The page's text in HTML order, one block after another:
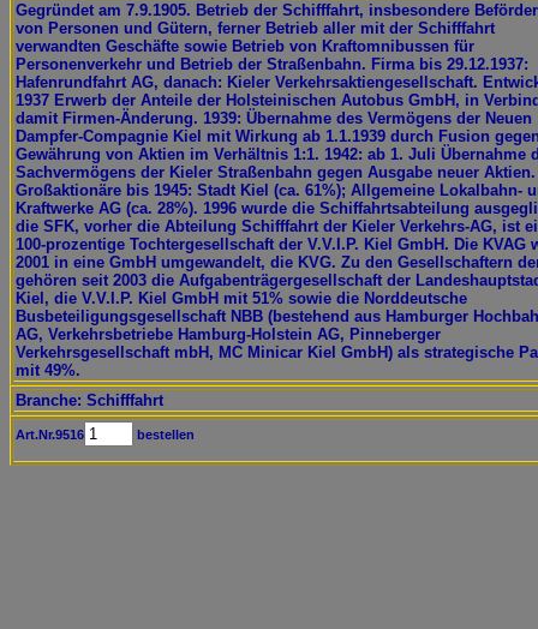
Gegründet am 7.9.1905. Betrieb der Schifffahrt, insbesondere
von Personen und Gütern, ferner Betrieb aller mit der Schifffahrt
verwandten Geschäfte sowie Betrieb von Kraftomnibussen für
Personenverkehr und Betrieb der Straßenbahn. Firma bis 29.12.1937:
Hafenrundfahrt AG, danach: Kieler Verkehrsaktiengesellschaft.
1937 Erwerb der Anteile der Holsteinischen Autobus GmbH, in
damit Firmen-Änderung. 1939: Übernahme des Vermögens der Neuen
Dampfer-Compagnie Kiel mit Wirkung ab 1.1.1939 durch Fusion
Gewährung von Aktien im Verhältnis 1:1. 1942: ab 1. Juli Übernahme
Sachvermögens der Kieler Straßenbahn gegen Ausgabe neuer Aktien.
Großaktionäre bis 1945: Stadt Kiel (ca. 61%); Allgemeine Lokalbahn-
Kraftwerke AG (ca. 28%). 1996 wurde die Schiffahrtsabteilung
die SFK, vorher die Abteilung Schifffahrt der Kieler Verkehrs-AG, ist
100-prozentige Tochtergesellschaft der V.V.I.P. Kiel GmbH. Die KVAG
2001 in eine GmbH umgewandelt, die KVG. Zu den Gesellschaftern
gehören seit 2003 die Aufgabenträgergesellschaft der
Kiel, die V.V.I.P. Kiel GmbH mit 51% sowie die Norddeutsche
Busbeteiligungsgesellschaft NBB (bestehend aus Hamburger
AG, Verkehrsbetriebe Hamburg-Holstein AG, Pinneberger
Verkehrsgesellschaft mbH, MC Minicar Kiel GmbH) als strategische
mit 49%.
Branche: Schifffahrt
Art.Nr.9516 bestellen